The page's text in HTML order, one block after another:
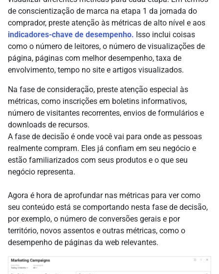
de conscientização de marca na etapa 1 da jornada do
comprador, preste atenção às métricas de alto nível e aos
indicadores-chave de desempenho. Isso inclui coisas
como o número de leitores, o número de visualizações de
página, páginas com melhor desempenho, taxa de
envolvimento, tempo no site e artigos visualizados.
Na fase de consideração, preste atenção especial às
métricas, como inscrições em boletins informativos,
número de visitantes recorrentes, envios de formulários e
downloads de recursos.
A fase de decisão é onde você vai para onde as pessoas
realmente compram. Eles já confiam em seu negócio e
estão familiarizados com seus produtos e o que seu
negócio representa.
Agora é hora de aprofundar nas métricas para ver como
seu conteúdo está se comportando nesta fase de decisão,
por exemplo, o número de conversões gerais e por
território, novos assentos e outras métricas, como o
desempenho de páginas da web relevantes.